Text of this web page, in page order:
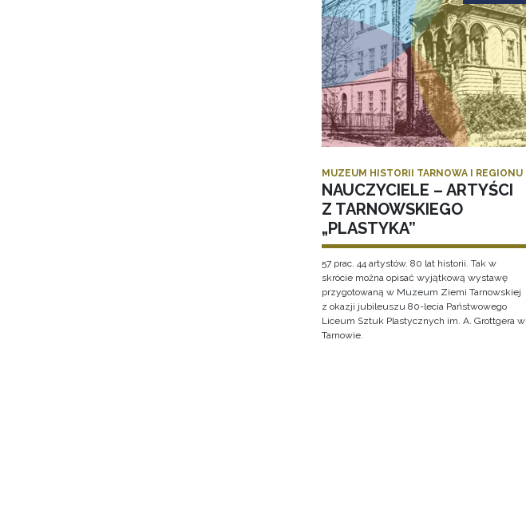
MUZEUM HISTORII TARNOWA I REGIONU
NAUCZYCIELE – ARTYŚCI
Z TARNOWSKIEGO
„PLASTYKA”
57 prac. 44 artystów. 80 lat historii. Tak w
skrócie można opisać wyjątkową wystawę
przygotowaną w Muzeum Ziemi Tarnowskiej
z okazji jubileuszu 80-lecia Państwowego
Liceum Sztuk Plastycznych im. A. Grottgera w
Tarnowie.